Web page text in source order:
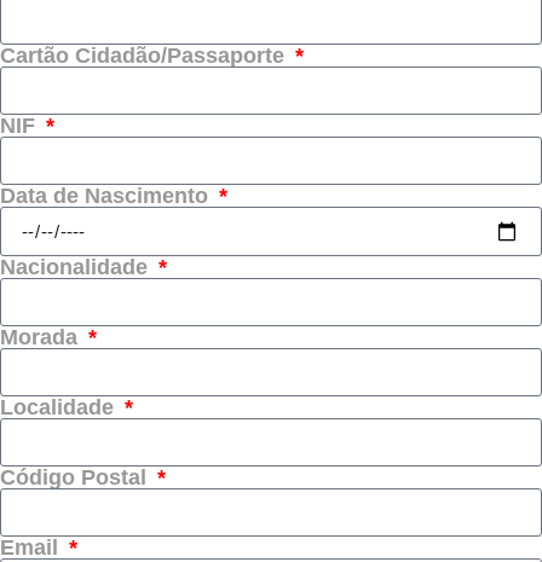
Cartão Cidadão/Passaporte
NIF
Data de Nascimento
Nacionalidade
Morada
Localidade
Código Postal
Email